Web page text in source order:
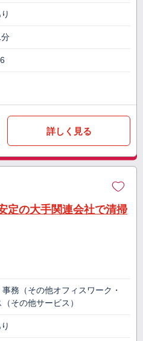
詳しく見る
定の大手関連会社で清掃
務（その他オフィスワーク・
その他サービス）